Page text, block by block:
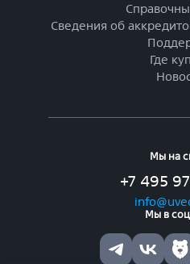
Сведения об
Где
Мы на
+7 495
Мы в